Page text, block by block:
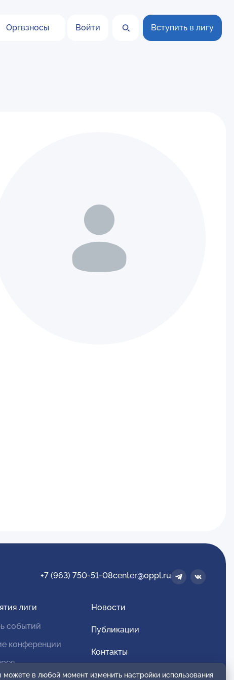
Оргвзносы Войти Вступить в лигу
+7 (963) 750-51-08center@oppl.ru
лиги
событий
конференции
Новости
Публикации
Контакты
Для спонсоров и партнеров
в любой момент изменить настройки использования